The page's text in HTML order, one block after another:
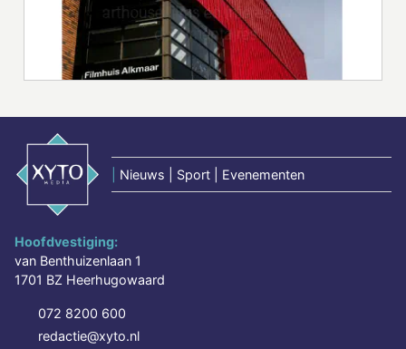
Nieuws | Sport | Evenementen
Hoofdvestiging:
van Benthuizenlaan 1
1701 BZ Heerhugowaard
072 8200 600
redactie@xyto.nl